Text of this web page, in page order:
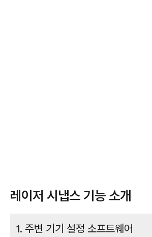
레이저 시냅스 기능 소개
1. 주변 기기 설정 소프트웨어